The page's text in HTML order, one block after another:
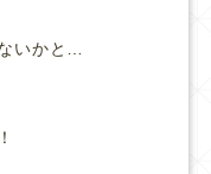
いかと…